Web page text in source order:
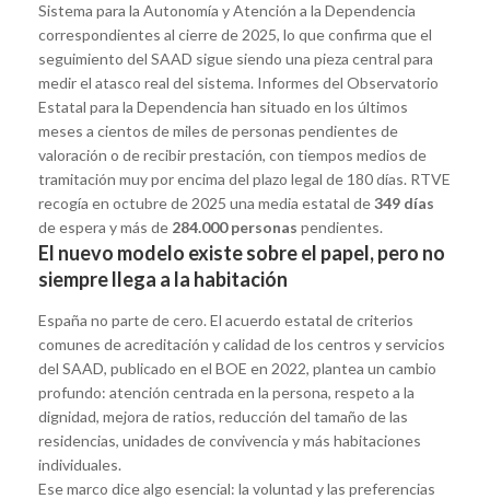
Sistema para la Autonomía y Atención a la Dependencia
correspondientes al cierre de 2025, lo que confirma que el
seguimiento del SAAD sigue siendo una pieza central para
medir el atasco real del sistema. Informes del Observatorio
Estatal para la Dependencia han situado en los últimos
meses a cientos de miles de personas pendientes de
valoración o de recibir prestación, con tiempos medios de
tramitación muy por encima del plazo legal de 180 días. RTVE
recogía en octubre de 2025 una media estatal de349 días
de espera y más de 284.000 personas pendientes.
El nuevo modelo existe sobre el papel, pero no
siempre llega a la habitación
España no parte de cero. El acuerdo estatal de criterios
comunes de acreditación y calidad de los centros y servicios
del SAAD, publicado en el BOE en 2022, plantea un cambio
profundo: atención centrada en la persona, respeto a la
dignidad, mejora de ratios, reducción del tamaño de las
residencias, unidades de convivencia y más habitaciones
individuales.
Ese marco dice algo esencial: la voluntad y las preferencias